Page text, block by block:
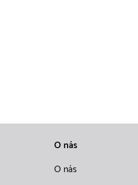
O nás
O nás